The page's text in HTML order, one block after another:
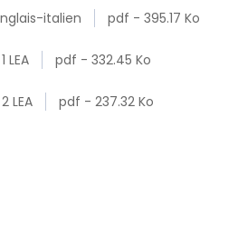
italien pdf - 395.17 Ko
pdf - 332.45 Ko
LEA pdf - 237.32 Ko